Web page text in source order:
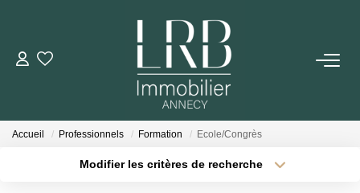
ACHETER
Votre Recherche
Accueil Professionnels Formation Ecole/Congrès
Modifier les critères de recherche